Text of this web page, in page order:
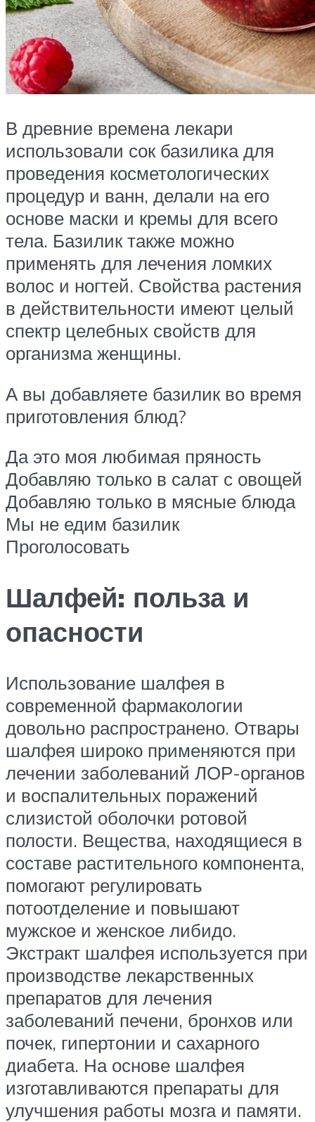
В древние времена лекари
использовали сок базилика для
проведения косметологических
процедур и ванн, делали на его
основе маски и кремы для всего
тела. Базилик также можно
применять для лечения ломких
волос и ногтей. Свойства растения
в действительности имеют целый
спектр целебных свойств для
организма женщины.
А вы добавляете базилик во время
приготовления блюд?
Да это моя любимая пряность
Добавляю только в салат с овощей
Добавляю только в мясные блюда
Мы не едим базилик
Проголосовать
Шалфей: польза и
опасности
Использование шалфея в
современной фармакологии
довольно распространено. Отвары
шалфея широко применяются при
лечении заболеваний ЛОР-органов
и воспалительных поражений
слизистой оболочки ротовой
полости. Вещества, находящиеся в
составе растительного компонента,
помогают регулировать
потоотделение и повышают
мужское и женское либидо.
Экстракт шалфея используется при
производстве лекарственных
препаратов для лечения
заболеваний печени, бронхов или
почек, гипертонии и сахарного
диабета. На основе шалфея
изготавливаются препараты для
улучшения работы мозга и памяти.